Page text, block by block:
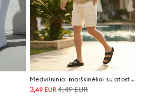
Medvilniniai marškinėliai su atostogų spauda
3,49 EUR4,49EUR